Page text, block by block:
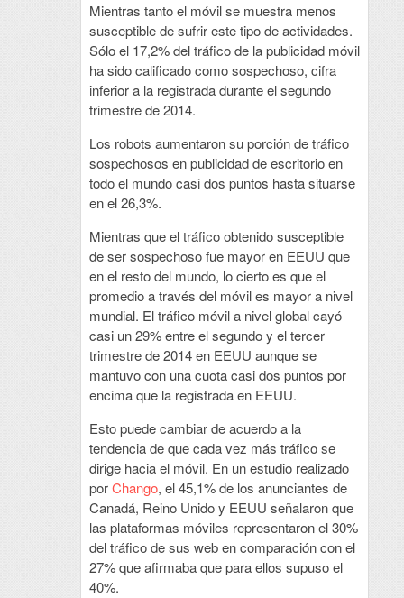
Mientras tanto el móvil se muestra menos
susceptible de sufrir este tipo de actividades.
Sólo el 17,2% del tráfico de la publicidad móvil
ha sido calificado como sospechoso, cifra
inferior a la registrada durante el segundo
trimestre de 2014.
Los robots aumentaron su porción de tráfico
sospechosos en publicidad de escritorio en
todo el mundo casi dos puntos hasta situarse
en el 26,3%.
Mientras que el tráfico obtenido susceptible
de ser sospechoso fue mayor en EEUU que
en el resto del mundo, lo cierto es que el
promedio a través del móvil es mayor a nivel
mundial. El tráfico móvil a nivel global cayó
casi un 29% entre el segundo y el tercer
trimestre de 2014 en EEUU aunque se
mantuvo con una cuota casi dos puntos por
encima que la registrada en EEUU.
Esto puede cambiar de acuerdo a la
tendencia de que cada vez más tráfico se
dirige hacia el móvil. En un estudio realizado
porChango, el 45,1% de los anunciantes de
Canadá, Reino Unido y EEUU señalaron que
las plataformas móviles representaron el 30%
del tráfico de sus web en comparación con el
27% que afirmaba que para ellos supuso el
40%.